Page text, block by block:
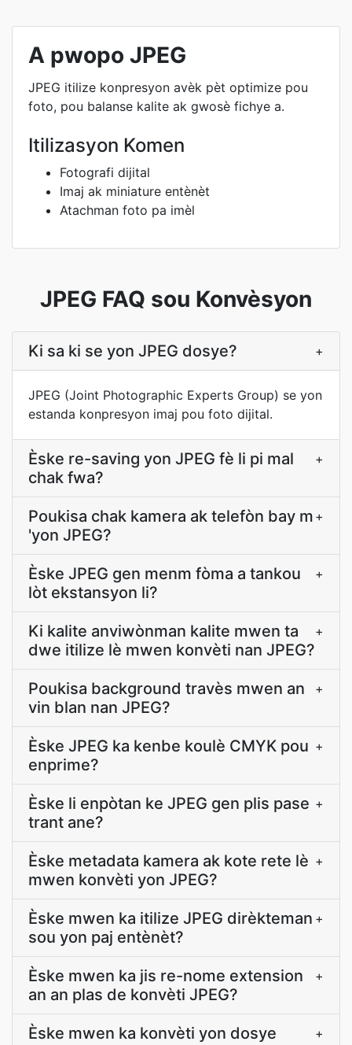
A pwopo JPEG
JPEG itilize konpresyon avèk pèt optimize pou
foto, pou balanse kalite ak gwosè fichye a.
Itilizasyon Komen
Fotografi dijital
Imaj ak miniature entènèt
Atachman foto pa imèl
JPEG FAQ sou Konvèsyon
Ki sa ki se yon JPEG dosye? +
JPEG (Joint Photographic Experts Group) se yon
estanda konpresyon imaj pou foto dijital.
Èske re-saving yon JPEG fè li pi mal
chak fwa?
+
Poukisa chak kamera ak telefòn bay m
'yon JPEG?
+
Èske JPEG gen menm fòma a tankou
lòt ekstansyon li?
+
Ki kalite anviwònman kalite mwen ta
dwe itilize lè mwen konvèti nan JPEG?
+
Poukisa background travès mwen an
vin blan nan JPEG?
+
Èske JPEG ka kenbe koulè CMYK pou
enprime?
+
Èske li enpòtan ke JPEG gen plis pase
trant ane?
+
Èske metadata kamera ak kote rete lè
mwen konvèti yon JPEG?
+
Èske mwen ka itilize JPEG dirèkteman
sou yon paj entènèt?
+
Èske mwen ka jis re-nome extension
an an plas de konvèti JPEG?
+
Èske mwen ka konvèti yon dosye
+